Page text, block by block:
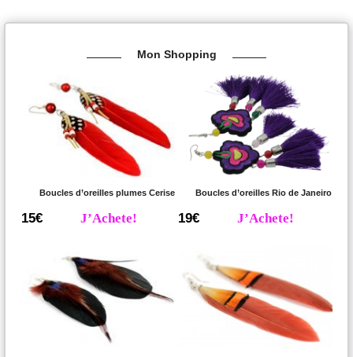
Mon Shopping
Boucles d’oreilles plumes Cerise
15€ J’Achete!
Boucles d’oreilles Rio de Janeiro
19€ J’Achete!